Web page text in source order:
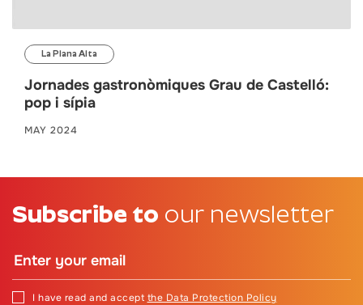
La Plana Alta
Jornades gastronòmiques Grau de Castelló:
pop i sípia
MAY 2024
Subscribe to our newsletter
I have read and accept the Data Protection Policy